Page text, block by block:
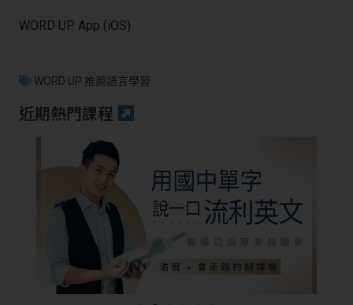
WORD UP App (iOS)
WORD UP 推薦語言學習
近期熱門課程